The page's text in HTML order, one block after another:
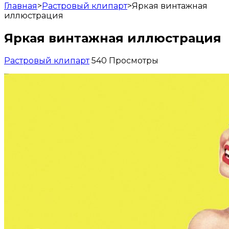
Главная>Растровый клипарт>Яркая винтажная
иллюстрация
Яркая винтажная иллюстрация
Растровый клипарт 540 Просмотры